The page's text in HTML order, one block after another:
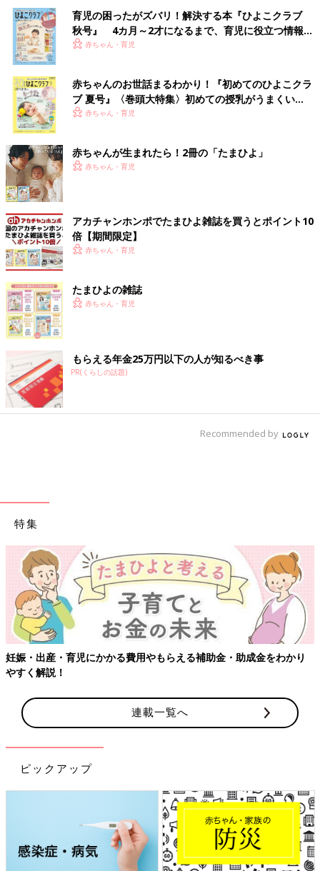
育児の困ったがズバリ！解決する本『ひよこクラブ
秋号』 4カ月～2才になるまで、育児に役立つ情報が
いっぱい！
赤ちゃん・育児
赤ちゃんのお世話まるわかり！『初めてのひよこクラ
ブ 夏号』〈巻頭大特集〉初めての授乳がうまくい
く！ おっぱい・ミルクの基本と夏のトラブル 解決テ
赤ちゃん・育児
赤ちゃんが生まれたら！2冊の「たまひよ」
赤ちゃん・育児
アカチャンホンポでたまひよ雑誌を買うとポイント10
倍【期間限定】
赤ちゃん・育児
たまひよの雑誌
赤ちゃん・育児
もらえる年金25万円以下の人が知るべき事
PR(くらしの話題)
Recommended by
特集
妊娠・出産・育児にかかる費用やもらえる補助金・助成金をわかり
やすく解説！
連載一覧へ
ピックアップ